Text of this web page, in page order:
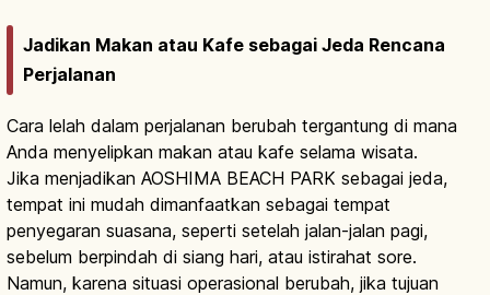
Jadikan Makan atau Kafe sebagai Jeda Rencana
Perjalanan
Cara lelah dalam perjalanan berubah tergantung di mana
Anda menyelipkan makan atau kafe selama wisata.
Jika menjadikan AOSHIMA BEACH PARK sebagai jeda,
tempat ini mudah dimanfaatkan sebagai tempat
penyegaran suasana, seperti setelah jalan-jalan pagi,
sebelum berpindah di siang hari, atau istirahat sore.
Namun, karena situasi operasional berubah, jika tujuan